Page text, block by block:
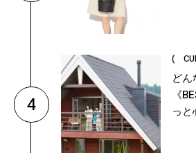
4
(
どん
《
っ